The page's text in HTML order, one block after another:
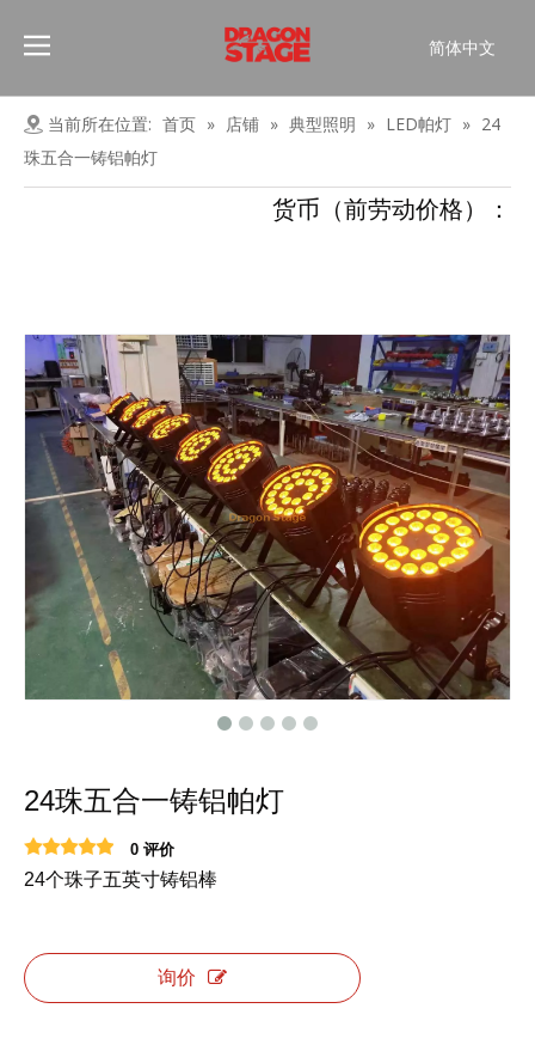
简体中文
Pусский
Français
العربية
当前所在位置: 首页 » 店铺 » 典型照明 » LED帕灯 » 24
珠五合一铸铝帕灯
货币（前劳动价格）：
24珠五合一铸铝帕灯
0 评价
24个珠子五英寸铸铝棒
询价